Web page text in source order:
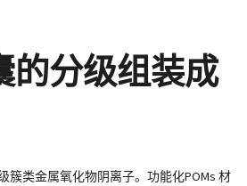
的分级组装成
簇类金属氧化物阴离子。功能化POMs 材